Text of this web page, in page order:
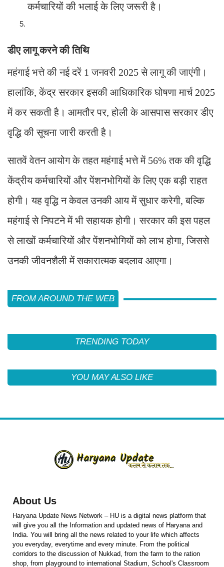
कर्मचारियों की भलाई के लिए जरूरी है।
डीए लागू करने की तिथि
महंगाई भत्ते की नई दरें 1 जनवरी 2025 से लागू की जाएंगी।
हालांकि, केंद्र सरकार इसकी आधिकारिक घोषणा मार्च 2025
में कर सकती है। आमतौर पर, होली के आसपास सरकार डीए
वृद्धि की सूचना जारी करती है।
सातवें वेतन आयोग के तहत महंगाई भत्ते में 56% तक की वृद्धि
केंद्रीय कर्मचारियों और पेंशनभोगियों के लिए एक बड़ी राहत
होगी। यह वृद्धि न केवल उनकी आय में सुधार करेगी, बल्कि
महंगाई से निपटने में भी सहायक होगी। सरकार की इस पहल
से लाखों कर्मचारियों और पेंशनभोगियों को लाभ होगा, जिससे
उनकी जीवनशैली में सकारात्मक बदलाव आएगा।
FROM AROUND THE WEB
TRENDING TODAY
YOU MAY ALSO LIKE
About Us
Haryana Update News Network – HU is a digital news platform that
will give you all the Information and updated news of Haryana and
India. You will bring all the news related to your life which affects
you everyday, everytime and every minute. From the political
corridors to the discussion of Nukkad, from the farm to the ration
shop, from playground to international Stadium, School's Classroom